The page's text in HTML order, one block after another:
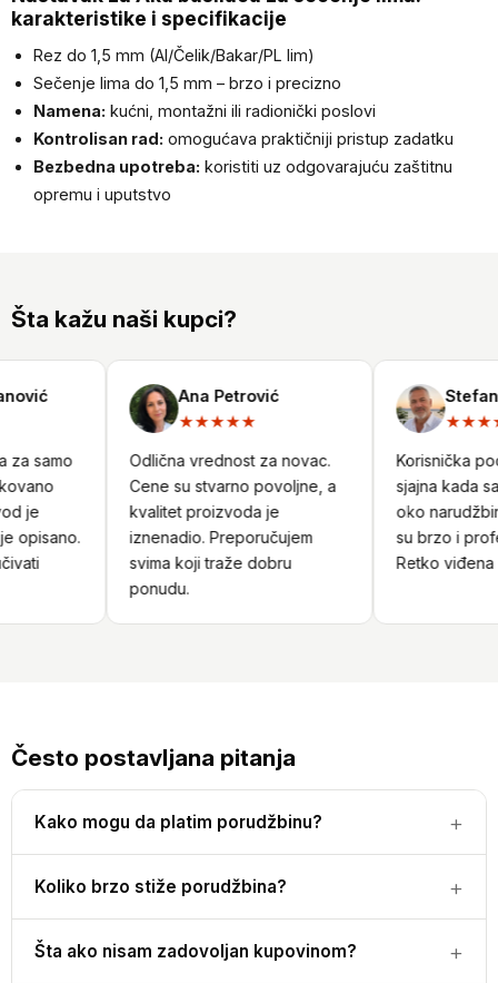
karakteristike i specifikacije
Rez do 1,5 mm (Al/Čelik/Bakar/PL lim)
Sečenje lima do 1,5 mm – brzo i precizno
Namena: kućni, montažni ili radionički poslovi
Kontrolisan rad: omogućava praktičniji pristup zadatku
Bezbedna upotreba: koristiti uz odgovarajuću zaštitnu
opremu i uputstvo
Šta kažu naši kupci?
samo
je
opisano.
Ana Petrović
★★★★★
Odlična vrednost za novac.
Cene su stvarno povoljne, a
kvalitet proizvoda je
iznenadio. Preporučujem
svima koji traže dobru
ponudu.
Stefan
Korisnička
sjajna kada
oko
su brzo i
Retko viđena
Često postavljana pitanja
Kako mogu da platim porudžbinu?
Koliko brzo stiže porudžbina?
Šta ako nisam zadovoljan kupovinom?